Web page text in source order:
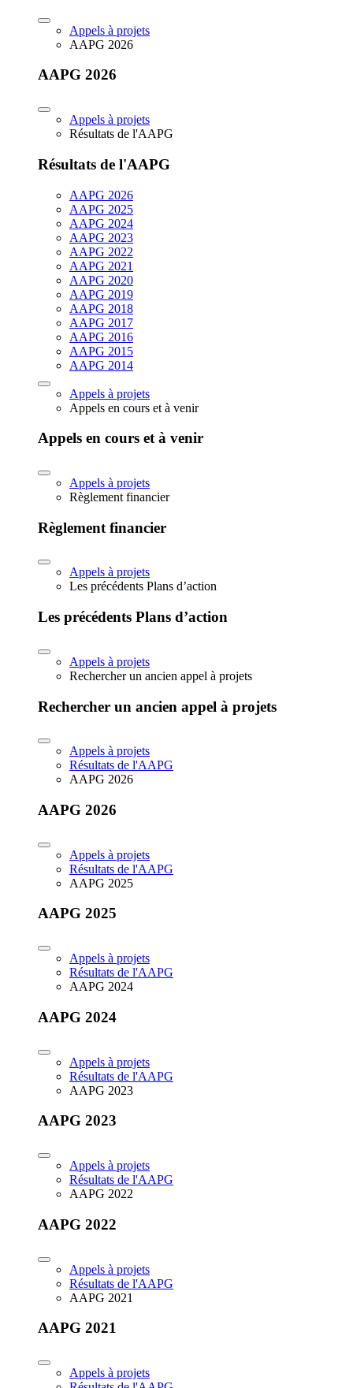
Appels à projets
AAPG 2026
AAPG 2026
Appels à projets
Résultats de l'AAPG
Résultats de l'AAPG
AAPG 2026
AAPG 2025
AAPG 2024
AAPG 2023
AAPG 2022
AAPG 2021
AAPG 2020
AAPG 2019
AAPG 2018
AAPG 2017
AAPG 2016
AAPG 2015
AAPG 2014
Appels à projets
Appels en cours et à venir
Appels en cours et à venir
Appels à projets
Règlement financier
Règlement financier
Appels à projets
Les précédents Plans d’action
Les précédents Plans d’action
Appels à projets
Rechercher un ancien appel à projets
Rechercher un ancien appel à projets
Appels à projets
Résultats de l'AAPG
AAPG 2026
AAPG 2026
Appels à projets
Résultats de l'AAPG
AAPG 2025
AAPG 2025
Appels à projets
Résultats de l'AAPG
AAPG 2024
AAPG 2024
Appels à projets
Résultats de l'AAPG
AAPG 2023
AAPG 2023
Appels à projets
Résultats de l'AAPG
AAPG 2022
AAPG 2022
Appels à projets
Résultats de l'AAPG
AAPG 2021
AAPG 2021
Appels à projets